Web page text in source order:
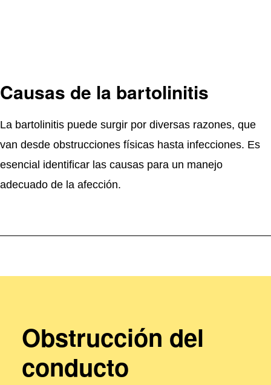
Causas de la bartolinitis
La bartolinitis puede surgir por diversas razones, que
van desde obstrucciones físicas hasta infecciones. Es
esencial identificar las causas para un manejo
adecuado de la afección.
Obstrucción del
conducto